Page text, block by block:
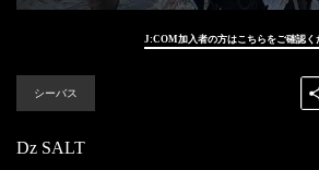
J:COM加入者の方はこちらをご確認く
シーバス
Dz SALT